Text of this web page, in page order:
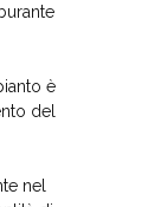
è
del
nel